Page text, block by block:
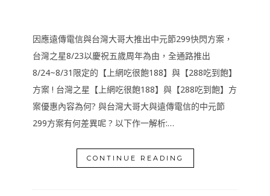
因應遠傳電信與台灣大哥大推出中元節299快閃方案，
台灣之星8/23以慶祝五歲周年為由，全通路推出
8/24~8/31限定的【上網吃很飽188】與【288吃到飽】
方案 ! 台灣之星【上網吃很飽188】與【288吃到飽】方
案優惠內容為何? 與台灣大哥大與遠傳電信的中元節
299方案有何差異呢 ? 以下作一解析:…
CONTINUE READING